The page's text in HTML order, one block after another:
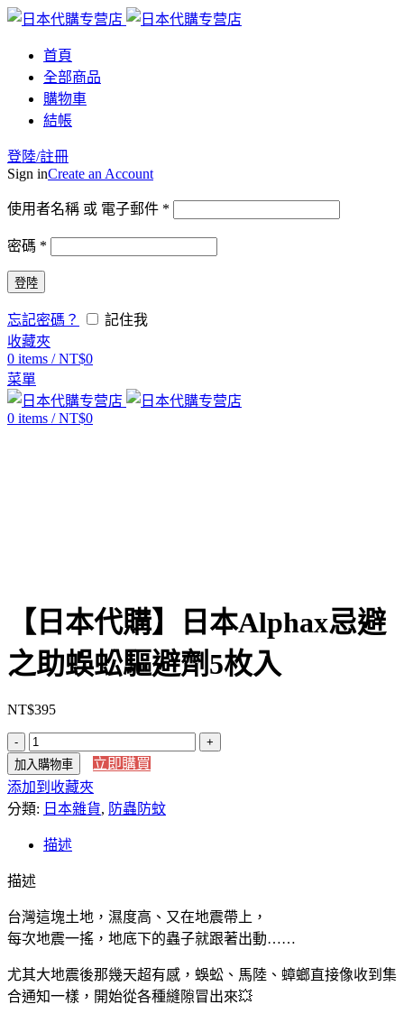
首頁
全部商品
購物車
結帳
登陸/註冊
Sign inCreate an Account
使用者名稱 或 電子郵件 *
密碼 *
登陸
忘記密碼？
記住我
收藏夾
0 items / NT$0
菜單
0 items / NT$0
【日本代購】日本Alphax忌避
之助蜈蚣驅避劑5枚入
NT$395
【日
本
代
購】
本
忌
避
之
蜈
蚣
加入購物車
立即購買
添加到收藏夾
分類: 日本雜貨, 防蟲防蚊
描述
描述
台灣這塊土地，濕度高、又在地震帶上，
每次地震一搖，地底下的蟲子就跟著出動……
尤其大地震後那幾天超有感，蜈蚣、馬陸、蟑螂直接像收到集
合通知一樣，開始從各種縫隙冒出來💥